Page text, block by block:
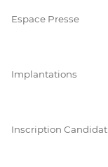
Espace Presse
Implantations
Inscription Candidat